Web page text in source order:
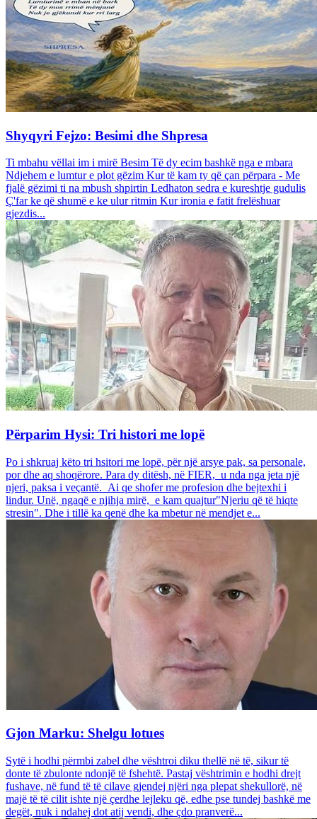
Shyqyri Fejzo: Besimi dhe Shpresa
Ti mbahu vëllai im i mirë Besim Të dy ecim bashkë nga e mbara
Ndjehem e lumtur e plot gëzim Kur të kam ty që çan përpara - Me
fjalë gëzimi ti na mbush shpirtin Ledhaton sedra e kureshtje gudulis
Ç'far ke që shumë e ke ulur ritmin Kur ironia e fatit frelëshuar
gjezdis...
Përparim Hysi: Tri histori me lopë
Po i shkruaj këto tri hsitori me lopë, për një arsye pak, sa personale,
por dhe aq shoqërore. Para dy ditësh, në FIER, u nda nga jeta një
njeri, paksa i veçantë. Ai qe shofer me profesion dhe bejtexhi i
lindur. Unë, ngaqë e njihja mirë, e kam quajtur"Njeriu që të hiqte
stresin". Dhe i tillë ka qenë dhe ka mbetur në mendjet e...
Gjon Marku: Shelgu lotues
Sytë i hodhi përmbi zabel dhe vështroi diku thellë në të, sikur të
donte të zbulonte ndonjë të fshehtë. Pastaj vështrimin e hodhi drejt
fushave, në fund të të cilave gjendej njëri nga plepat shekullorë, në
majë të të cilit ishte një çerdhe lejleku që, edhe pse tundej bashkë me
degët, nuk i ndahej dot atij vendi, dhe çdo pranverë...